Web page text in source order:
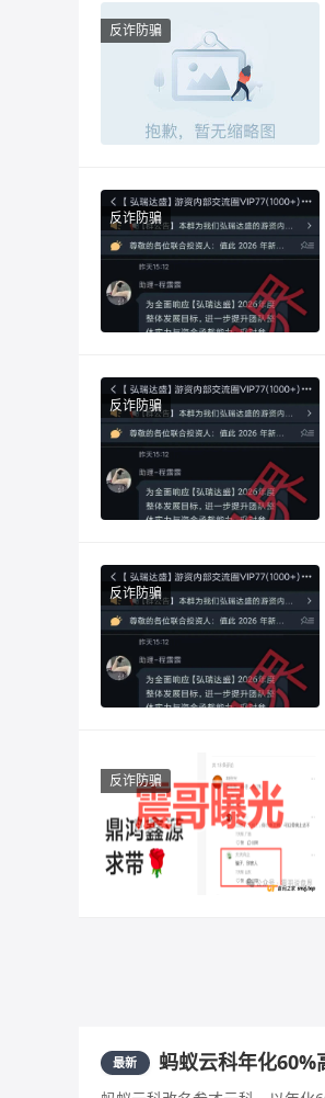
反诈防骗
反诈防骗
反诈防骗
反诈防骗
反诈防骗
最新 蚂蚁云科年化60%